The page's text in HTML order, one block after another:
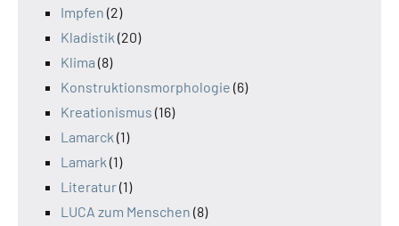
Impfen (2)
Kladistik (20)
Klima (8)
Konstruktionsmorphologie (6)
Kreationismus (16)
Lamarck (1)
Lamark (1)
Literatur(1)
LUCA zum Menschen (8)